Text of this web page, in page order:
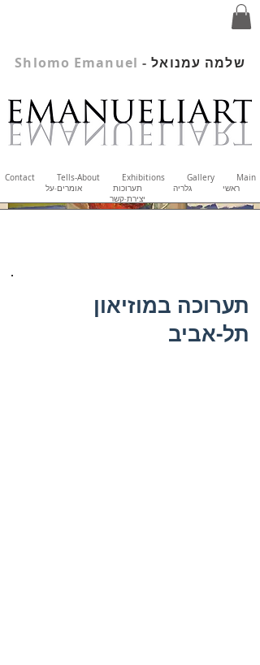
Shlomo Emanuel - שלמה עמנואל
Contact Tells-About Exhibitions Gallery Main
ראשיגלריה תערוכותאומרים-על
יצירת-קשר
תערוכה במוזיאון
תל-אביב